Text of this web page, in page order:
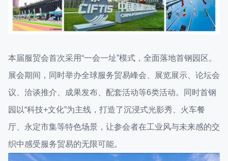
本届服贸会首次采用“一会一址”模式，全面落地首钢园区。
展会期间，同时举办全球服务贸易峰会、展览展示、论坛会
议、洽谈推介、成果发布、配套活动等6类活动。同时首钢
园以“科技+文化”为主线，打造了沉浸式光影秀、火车餐
厅、永定市集等特色场景，让参会者在工业风与未来感的交
织中感受服务贸易的无限可能。